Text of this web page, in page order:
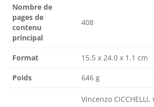
Nombre de
pages de
contenu
principal
408
Format 15.5 x 24.0 x 1.1 cm
Poids 646 g
Vincenzo